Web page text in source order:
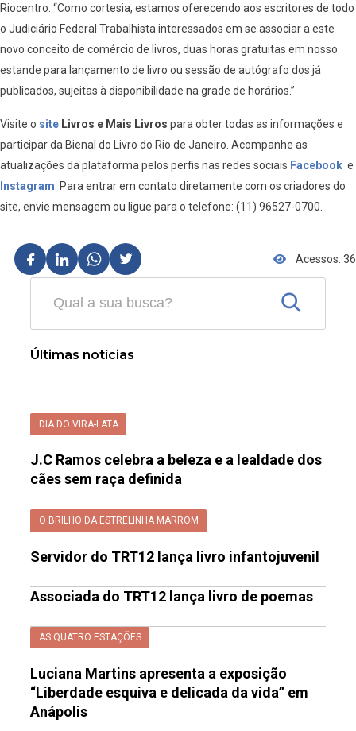
Riocentro. “Como cortesia, estamos oferecendo aos escritores de todo
o Judiciário Federal Trabalhista interessados em se associar a este
novo conceito de comércio de livros, duas horas gratuitas em nosso
estande para lançamento de livro ou sessão de autógrafo dos já
publicados, sujeitas à disponibilidade na grade de horários.”
Visite o site Livros e Mais Livros para obter todas as informações e
participar da Bienal do Livro do Rio de Janeiro. Acompanhe as
atualizações da plataforma pelos perfis nas redes sociais Facebook e
Instagram . Para entrar em contato diretamente com os criadores do
site, envie mensagem ou ligue para o telefone: (11) 96527-0700.
Acessos: 36
Últimas notícias
DIA DO VIRA-LATA
J.C Ramos celebra a beleza e a lealdade dos
cães sem raça definida
O BRILHO DA ESTRELINHA MARROM
Servidor do TRT12 lança livro infantojuvenil
Associada do TRT12 lança livro de poemas
AS QUATRO ESTAÇÕES
Luciana Martins apresenta a exposição
“Liberdade esquiva e delicada da vida” em
Anápolis